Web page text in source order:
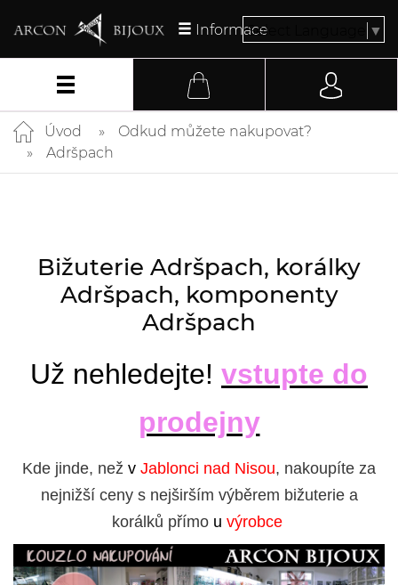
InformaceSelect Language ▼
Úvod
Odkud můžete nakupovat?
Adršpach
Bižuterie Adršpach, korálky
Adršpach, komponenty
Adršpach
Už nehledejte! vstupte do
prodejny
Kde jinde, než v Jablonci nad Nisou, nakoupíte za
nejnižší ceny s nejširším výběrem bižuterie a
korálků přímo u výrobce